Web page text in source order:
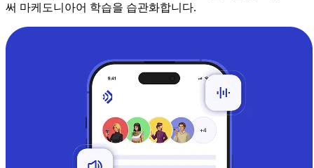
써 마케도니아어 학습을 습관화합니다.